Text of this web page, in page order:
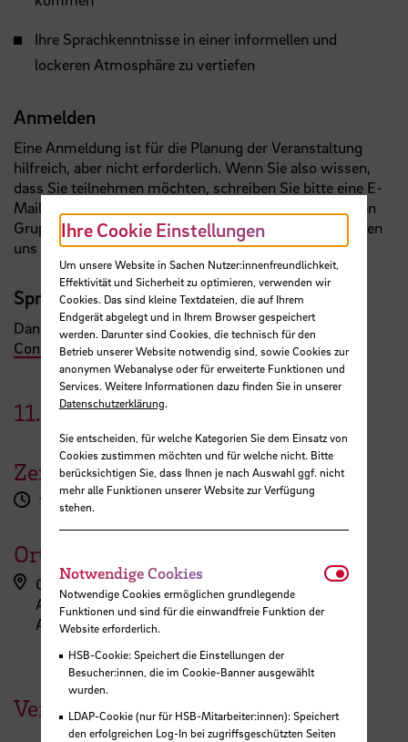
Ihre Sprachkenntnisse in einer informellen und
lockeren Atmosphäre zu vertiefen
Anmelden
Eine Anmeldung ist für die Planung der Veranstaltung
hilfreich, aber nicht erforderlich. Wenn Sie also wissen,
dass Sie teilnehmen möchten, schreiben Sie bitte eine E-
Mail mit Ihrem Namen und der Angabe der bevorzugten
Gruppe (deutsche oder englische Gruppe) an . Wir freuen
uns darauf, Sie bald zu sehen!
Sprechen Sie lieber Englisch?
Dann nehem Sie gern an dieenglischsprachige Key
Connections-Rundeteil!
11. April2022
Zeit
14:30 - 15:30 Uhr
Ort
Campus Neustadt, Neustadtswall (AB-Gebäude)
AB-Gebäude - 5. Obergeschoss
AB-516
Veranstaltungen der HSB
Ihre Cookie Einstellungen
Um unsere Website in Sachen Nutzer:innenfreundlichkeit,
Effektivität und Sicherheit zu optimieren, verwenden wir
Cookies. Das sind kleine Textdateien, die auf Ihrem
Endgerät abgelegt und in Ihrem Browser gespeichert
werden. Darunter sind Cookies, die technisch für den
Betrieb unserer Website notwendig sind, sowie Cookies zur
anonymen Webanalyse oder für erweiterte Funktionen und
Services. Weitere Informationen dazu finden Sie in unserer
Datenschutzerklärung.
Sie entscheiden, für welche Kategorien Sie dem Einsatz von
Cookies zustimmen möchten und für welche nicht. Bitte
berücksichtigen Sie, dass Ihnen je nach Auswahl ggf. nicht
mehr alle Funktionen unserer Website zur Verfügung
stehen.
Notwendige Cookies
Notwendige Cookies ermöglichen grundlegende
Funktionen und sind für die einwandfreie Funktion der
Website erforderlich.
HSB-Cookie: Speichert die Einstellungen der
Besucher:innen, die im Cookie-Banner ausgewählt
wurden.
LDAP-Cookie (nur für HSB-Mitarbeiter:innen): Speichert
den erfolgreichen Log-In bei zugriffsgeschützten Seiten